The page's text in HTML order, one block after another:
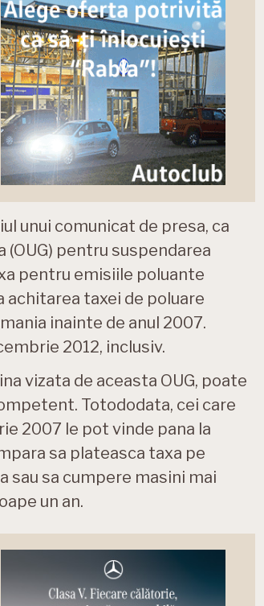
unui comunicat de presa, ca
pentru suspendarea
pentru emisiile poluante
taxei de poluare
inainte de anul 2007.
2012, inclusiv.
vizata de aceasta OUG, poate
Totododata, cei care
2007 le pot vinde pana la
sa plateasca taxa pe
sau sa cumpere masini mai
un an.